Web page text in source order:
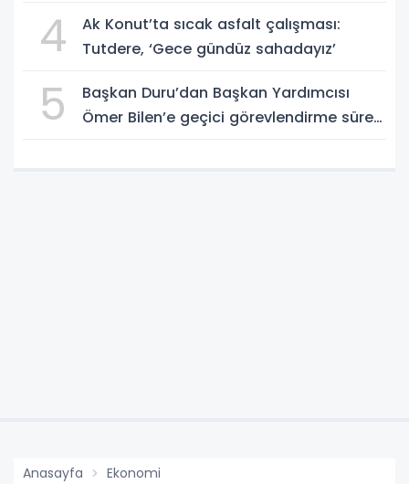
4
Ak Konut’ta sıcak asfalt çalışması:
Tutdere, ‘Gece gündüz sahadayız’
5
Başkan Duru’dan Başkan Yardımcısı
Ömer Bilen’e geçici görevlendirme süreci
Anasayfa Ekonomi